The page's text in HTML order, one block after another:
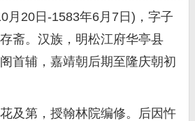
20日-1583年6月7日)，字子
斋。汉族，明松江府华亭县
首辅，嘉靖朝后期至隆庆朝初
第，授翰林院编修。后因忤